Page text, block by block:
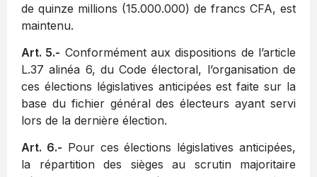
de quinze millions (15.000.000) de francs CFA, est
maintenu.
Art. 5.- Conformément aux dispositions de l’article
L.37 alinéa 6, du Code électoral, l’organisation de
ces élections législatives anticipées est faite sur la
base du fichier général des électeurs ayant servi
lors de la dernière élection.
Art. 6.- Pour ces élections législatives anticipées,
la répartition des sièges au scrutin majoritaire